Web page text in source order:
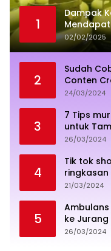
1
Dampak
02/02/2025
2
Sudah
Conten
24/03/2024
3
7 Tips
untuk
26/03/2024
4
Tik tok
sukses
21/03/2024
5
Ambulans
ke Jurang
26/03/2024